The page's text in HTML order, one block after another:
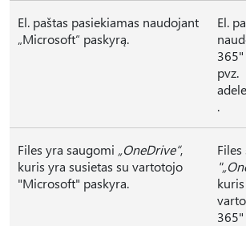
El. paštas pasiekiamas naudojant
„Microsoft“ paskyrą.
El.
pvz.
.
Files yra saugomi „OneDrive“,
kuris yra susietas su vartotojo
"Microsoft" paskyra.